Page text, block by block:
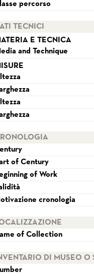
percorso
TECNICI
E TECNICA
and Technique
of Century
of Work
cronologia
of Collection
DI MUSEO O